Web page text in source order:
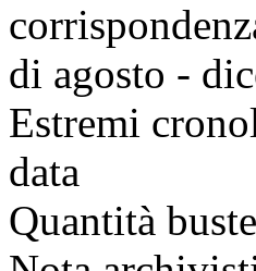
di agosto -
Estremi
data
Quantità